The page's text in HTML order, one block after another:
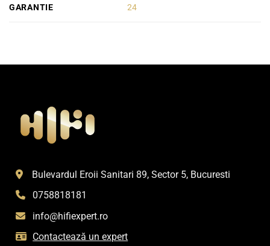
GARANTIE 24
Bulevardul Eroii Sanitari 89, Sector 5, Bucuresti
0758818181
info@hifiexpert.ro
Contactează un expert